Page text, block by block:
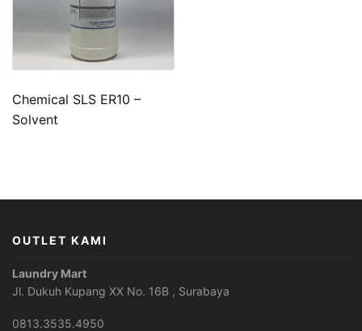
Chemical SLS ER10 –
Solvent
OUTLET KAMI
Laundry Mart
Jl. Dukuh Kupang XX No. 16B , Surabaya
0813.3535.4950